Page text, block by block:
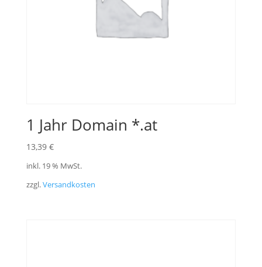
1 Jahr Domain *.at
13,39 €
inkl. 19 % MwSt.
zzgl.Versandkosten